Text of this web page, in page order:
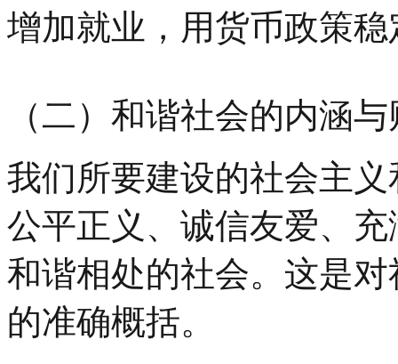
增加就业，用货币政策
（二）和谐社会的内涵
我们所要建设的社会主
公平正义、诚信友爱、
和谐相处的社会。这是
的准确概括。